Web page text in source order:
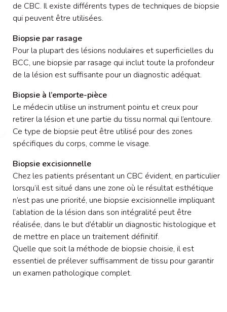
de CBC. Il existe différents types de techniques de biopsie
qui peuvent être utilisées.
Biopsie par rasage
Pour la plupart des lésions nodulaires et superficielles du
BCC, une biopsie par rasage qui inclut toute la profondeur
de la lésion est suffisante pour un diagnostic adéquat.
Biopsie à l’emporte-pièce
Le médecin utilise un instrument pointu et creux pour
retirer la lésion et une partie du tissu normal qui l’entoure.
Ce type de biopsie peut être utilisé pour des zones
spécifiques du corps, comme le visage.
Biopsie excisionnelle
Chez les patients présentant un CBC évident, en particulier
lorsqu’il est situé dans une zone où le résultat esthétique
n’est pas une priorité, une biopsie excisionnelle impliquant
l’ablation de la lésion dans son intégralité peut être
réalisée, dans le but d’établir un diagnostic histologique et
de mettre en place un traitement définitif.
Quelle que soit la méthode de biopsie choisie, il est
essentiel de prélever suffisamment de tissu pour garantir
un examen pathologique complet.